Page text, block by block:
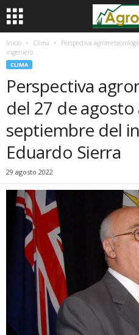
Inicio Clima
Perspectiva
ingeniero...
CLIMA
Perspectiva
del 27 de agosto
septiembre del
Eduardo Sierra
29 agosto 2022